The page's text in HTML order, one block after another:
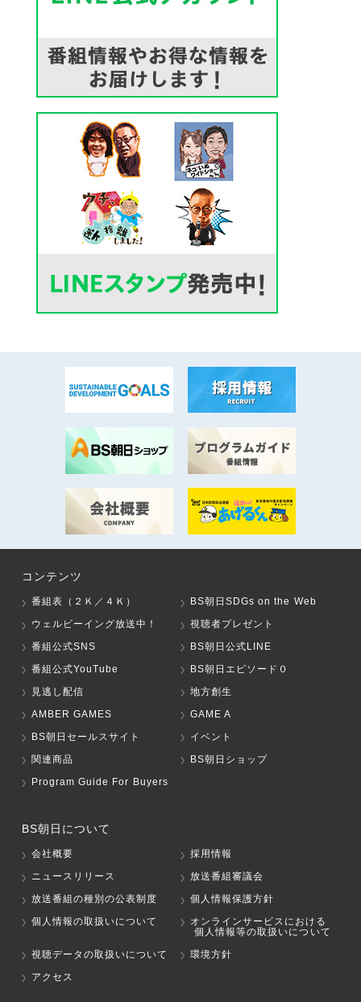
コンテンツ
番組表（２Ｋ／４Ｋ）
BS朝日SDGs on the Web
ウェルビーイング放送中！
視聴者プレゼント
番組公式SNS
BS朝日公式LINE
番組公式YouTube
BS朝日エピソード０
見逃し配信
地方創生
AMBER GAMES
GAME A
BS朝日セールスサイト
イベント
関連商品
BS朝日ショップ
Program Guide For Buyers
BS朝日について
会社概要
採用情報
ニュースリリース
放送番組審議会
放送番組の種別の公表制度
個人情報保護方針
個人情報の取扱いについて
オンラインサービスにおける
個人情報等の取扱いについて
視聴データの取扱いについて
環境方針
アクセス